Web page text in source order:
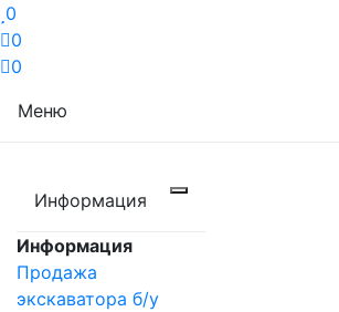
0
0
0
Меню
Информация
Информация
Продажа
экскаватора б/у